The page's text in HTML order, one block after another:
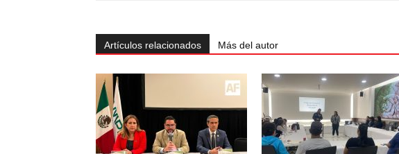
Artículos relacionados Más del autor